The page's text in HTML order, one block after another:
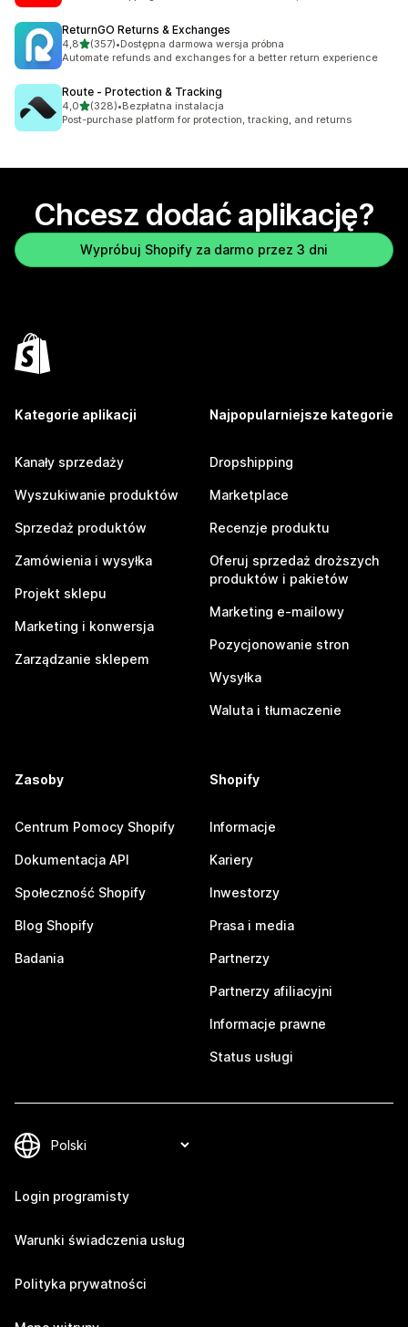
ReturnGO Returns & Exchanges
4,8na 5 gwiazdek
(357)
Łączna liczba recenzji: 357
•Dostępna darmowa wersja próbna
Automate refunds and exchanges for a better return experience
Route ‑ Protection & Tracking
4,0na 5 gwiazdek
(328)
Łączna liczba recenzji: 328
•Bezpłatna instalacja
Post-purchase platform for protection, tracking, and returns
Chcesz dodać aplikację?
Wypróbuj Shopify za darmo przez 3 dni
Kategorie aplikacji
Kanały sprzedaży
Wyszukiwanie produktów
Sprzedaż produktów
Zamówienia i wysyłka
Projekt sklepu
Marketing i konwersja
Zarządzanie sklepem
Najpopularniejsze kategorie
Dropshipping
Marketplace
Recenzje produktu
Oferuj sprzedaż droższych
produktów i pakietów
Marketing e-mailowy
Pozycjonowanie stron
Wysyłka
Waluta i tłumaczenie
Zasoby
Centrum Pomocy Shopify
Dokumentacja API
Społeczność Shopify
Blog Shopify
Badania
Shopify
Informacje
Kariery
Inwestorzy
Prasa i media
Partnerzy
Partnerzy afiliacyjni
Informacje prawne
Status usługi
Login programisty
Warunki świadczenia usług
Polityka prywatności